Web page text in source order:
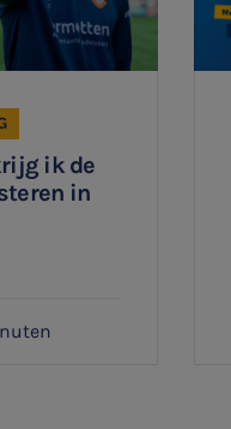
ik de
in